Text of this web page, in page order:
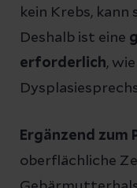
kein Krebs,
Deshalb ist eine
erforderlich,
Ergänzend zum
oberflächliche